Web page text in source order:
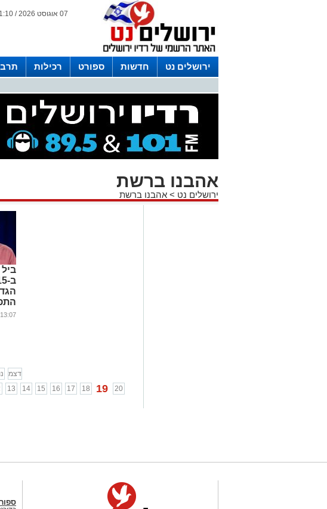
07 אוגוסט 2026 / 21:10
ירושלים נט חדשות ספורט רכילות
אהבנו ברשת
ירושלים נט > אהבנו ברשת
ביל
13:07 / 19.03.20
דצמ
13 14 15 16 17 18 19
20